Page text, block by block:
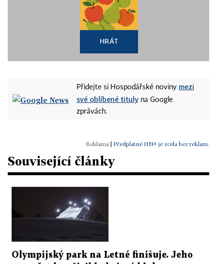
HRÁT
Přidejte si Hospodářské noviny mezi
své oblíbené tituly na Google
zprávách.
Předplatné HN+ je zcela bez reklam.
Související články
Olympijský park na Letné finišuje. Jeho